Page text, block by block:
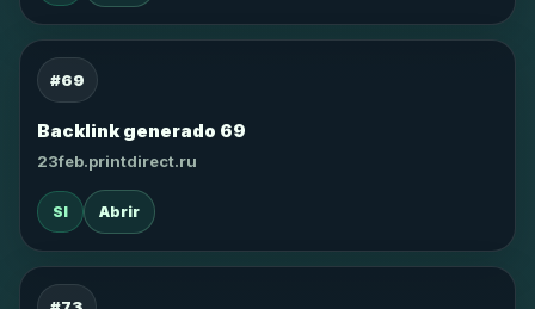
#69
Backlink generado 69
23feb.printdirect.ru
SI Abrir